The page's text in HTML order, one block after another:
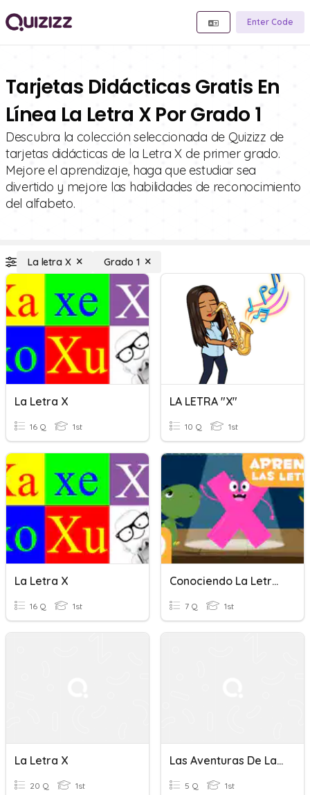
Enter Code
Tarjetas Didácticas Gratis En
Línea La Letra X Por Grado 1
Descubra la colección seleccionada de Quizizz de
tarjetas didácticas de la Letra X de primer grado.
Mejore el aprendizaje, haga que estudiar sea
divertido y mejore las habilidades de reconocimiento
del alfabeto.
La letra X Grado 1
La Letra X
16 Q 1st
LA LETRA "X"
10 Q 1st
La Letra X
16 Q 1st
Conociendo La Letra "X"
7 Q 1st
La Letra X
20 Q 1st
Las Aventuras De La Letra X
5 Q 1st